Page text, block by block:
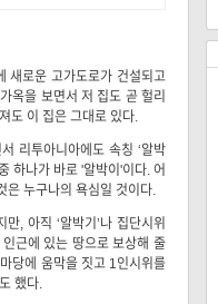
새로운 고가도로가 건설되고
옥을 보면서 저 집도 곧 헐리
도 이 집은 그대로 있다.
리투아니아에도 속칭 ‘알박
하나가 바로 '알박이'이다. 어
은 누구나의 욕심일 것이다.
, 아직 ‘알박기’나 집단시위
근에 있는 땅으로 보상해 줄
당에 움막을 짓고 1인시위를
했다.